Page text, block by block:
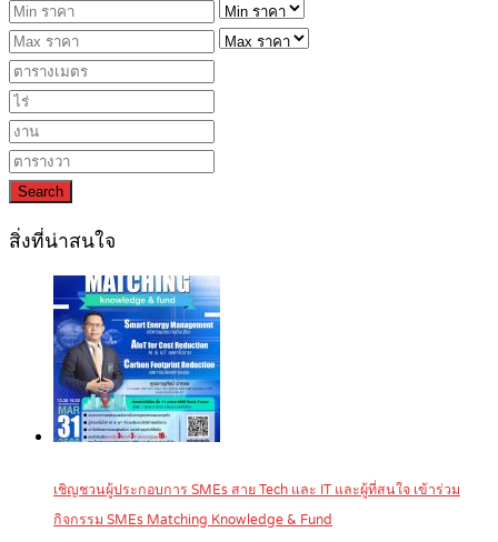
Search
สิ่งที่น่าสนใจ
เชิญชวนผู้ประกอบการ SMEs สาย Tech และ IT และผู้ที่สนใจ เข้าร่วม
กิจกรรม SMEs Matching Knowledge & Fund